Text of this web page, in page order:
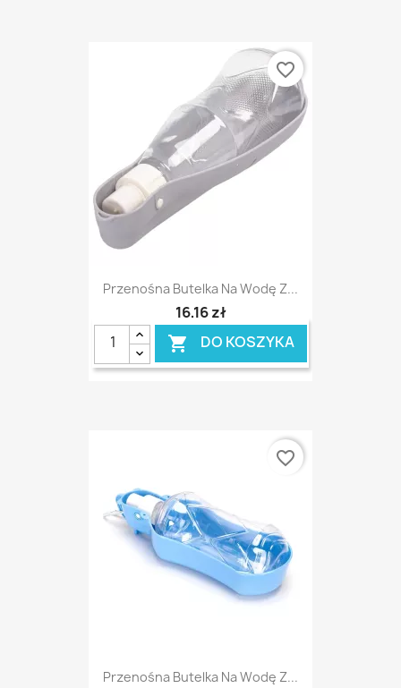
Przenośna Butelka Na Wodę Z...
16,16 zł
 DO KOSZYKA
favorite_border
Przenośna Butelka Na Wodę Z...
favorite_border